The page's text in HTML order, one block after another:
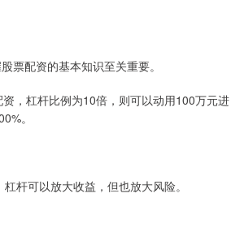
票配资的基本知识至关重要。
，杠杆比例为10倍，则可以动用100万元进
。
杆可以放大收益，但也放大风险。